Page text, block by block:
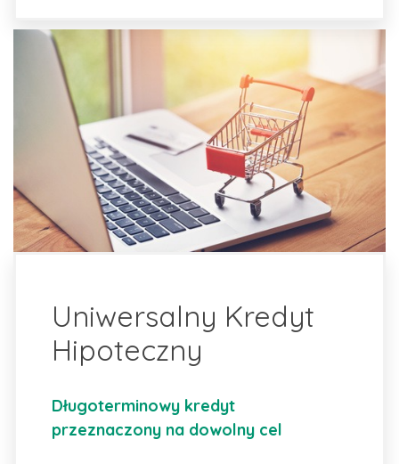
Uniwersalny Kredyt
Hipoteczny
Długoterminowy kredyt
przeznaczony na dowolny cel